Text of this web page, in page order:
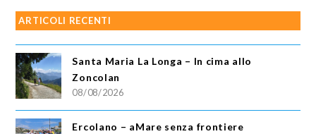
ARTICOLI RECENTI
Santa Maria La Longa – In cima allo
Zoncolan
08/08/2026
Ercolano – aMare senza frontiere